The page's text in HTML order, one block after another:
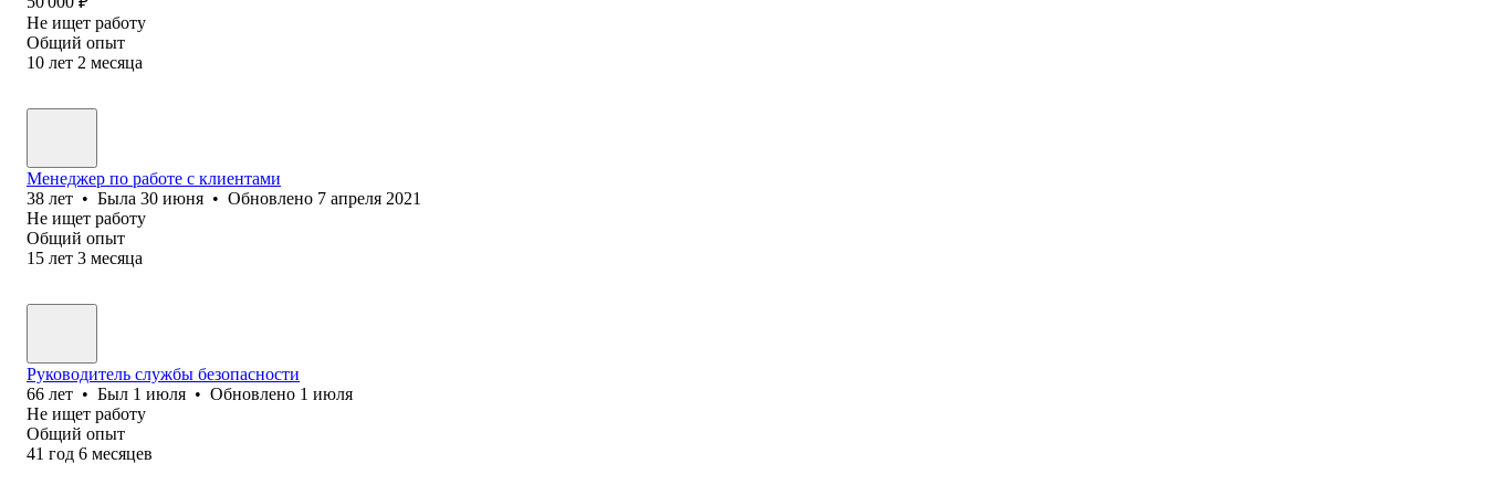
Не ищет работу
Общий опыт
10 лет 2 месяца
Менеджер по работе с клиентами
38 лет • Была 30 июня • Обновлено 7 апреля 2021
Не ищет работу
Общий опыт
15 лет 3 месяца
Руководитель службы безопасности
66 лет • Был 1 июля • Обновлено 1 июля
Не ищет работу
Общий опыт
41 год 6 месяцев